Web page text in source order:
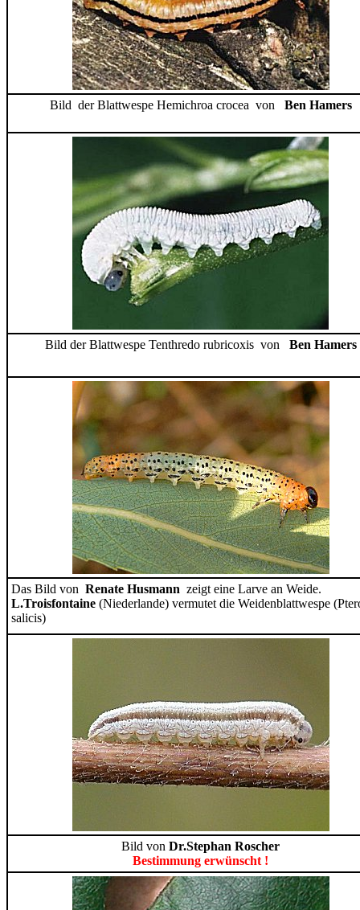
Bild der Blattwespe Hemichroa crocea von Ben Hamers
Bild der Blattwespe Tenthredo rubricoxis von Ben Hamers
Das Bild von Renate Husmann zeigt eine Larve an Weide.
L.Troisfontaine (Niederlande) vermutet die Weidenblattwespe
salicis)
Bild von Dr.Stephan Roscher
Bestimmung erwünscht !